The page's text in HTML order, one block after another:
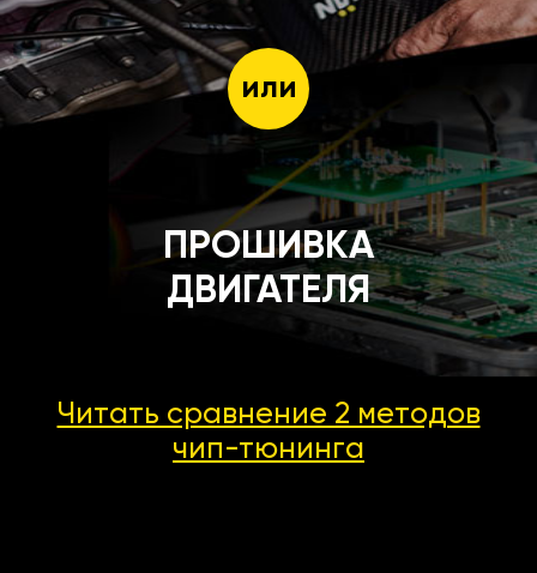
или
ПРОШИВКА
ДВИГАТЕЛЯ
Читать сравнение 2 методов
чип-тюнинга